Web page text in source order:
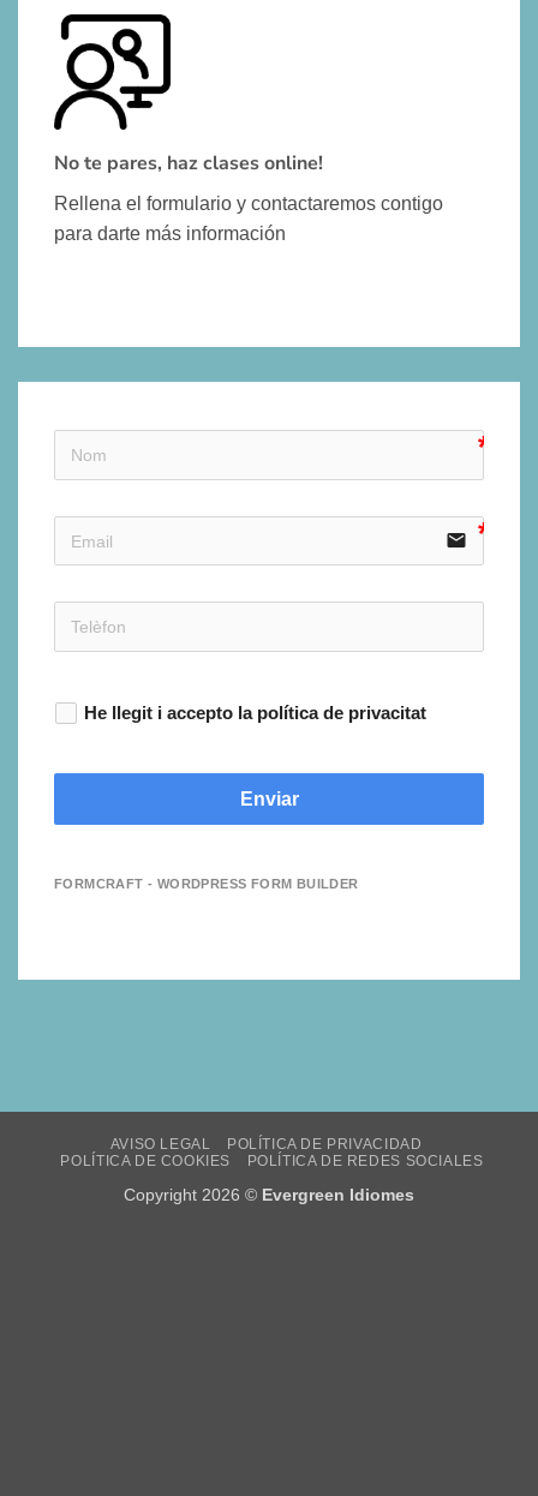
No te pares, haz clases online!
Rellena el formulario y contactaremos contigo
para darte más información
email
He llegit i accepto la política de privacitat
Enviar
FORMCRAFT - WORDPRESS FORM BUILDER
AVISO LEGAL
POLÍTICA DE PRIVACIDAD
POLÍTICA DE COOKIES
POLÍTICA DE REDES SOCIALES
Copyright 2026 © Evergreen Idiomes